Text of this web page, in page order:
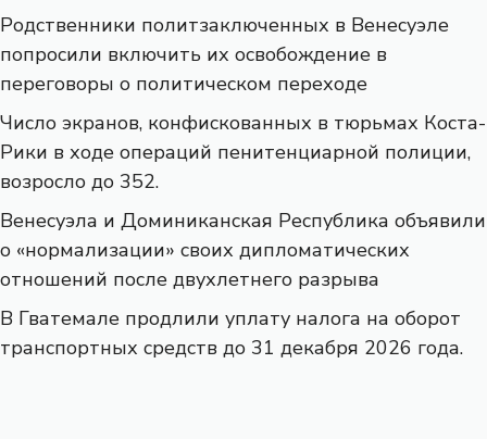
Родственники политзаключенных в Венесуэле
попросили включить их освобождение в
переговоры о политическом переходе
Число экранов, конфискованных в тюрьмах Коста-
Рики в ходе операций пенитенциарной полиции,
возросло до 352.
Венесуэла и Доминиканская Республика объявили
о «нормализации» своих дипломатических
отношений после двухлетнего разрыва
В Гватемале продлили уплату налога на оборот
транспортных средств до 31 декабря 2026 года.